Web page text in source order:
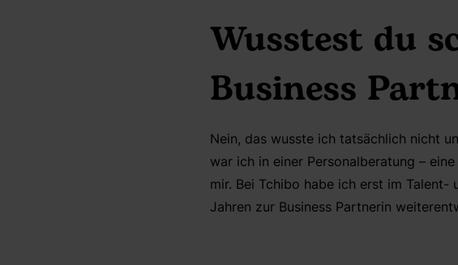
Wusstest du
Business
Nein, das wusste ich tatsächlich nicht
war ich in einer Personalberatung –
mir. Bei Tchibo habe ich erst im
Jahren zur Business Partnerin